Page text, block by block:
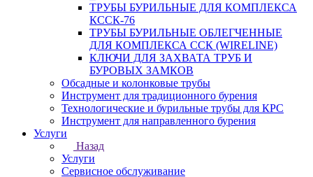
ТРУБЫ БУРИЛЬНЫЕ ДЛЯ КОМПЛЕКСА
КССК-76
ТРУБЫ БУРИЛЬНЫЕ ОБЛЕГЧЕННЫЕ
ДЛЯ КОМПЛЕКСА ССК (WIRELINE)
КЛЮЧИ ДЛЯ ЗАХВАТА ТРУБ И
БУРОВЫХ ЗАМКОВ
Обсадные и колонковые трубы
Инструмент для традиционного бурения
Технологические и бурильные трубы для КРС
Инструмент для направленного бурения
Услуги
Назад
Услуги
Сервисное обслуживание